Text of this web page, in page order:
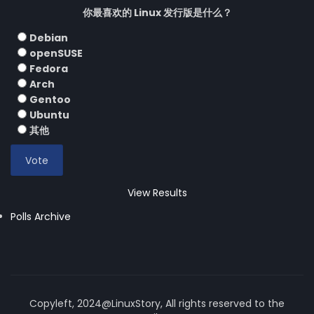
你最喜欢的 Linux 发行版是什么？
Debian
openSUSE
Fedora
Arch
Gentoo
Ubuntu
其他
View Results
Polls Archive
Copyleft, 2024@LinuxStory, All rights reserved to the